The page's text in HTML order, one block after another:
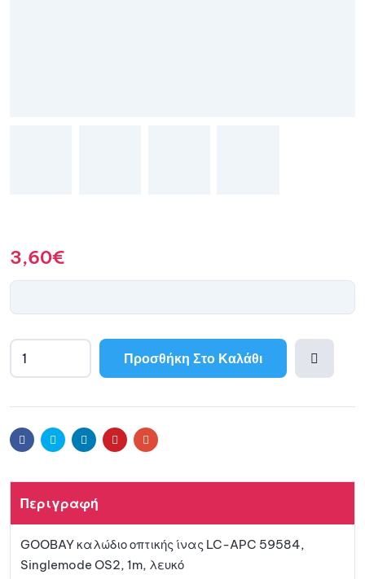
3,60€
Προσθήκη Στο Καλάθι
αγαπη
FacebookTwitter LinkedinPinterestEmail
Περιγραφή
GOOBAY καλώδιο οπτικής ίνας LC-APC 59584,
Singlemode OS2, 1m, λευκό